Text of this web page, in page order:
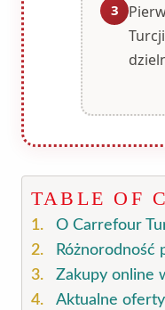
3
TABLE OF
O Carrefour
Zakupy online
Aktualne